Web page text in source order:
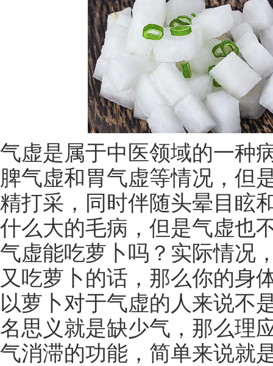
气虚是属于中医领域的一种
脾气虚和胃气虚等情况，但
精打采，同时伴随头晕目眩
什么大的毛病，但是气虚也
气虚能吃萝卜吗？实际情况
又吃萝卜的话，那么你的身
以萝卜对于气虚的人来说不
名思义就是缺少气，那么理
气消滞的功能，简单来说就